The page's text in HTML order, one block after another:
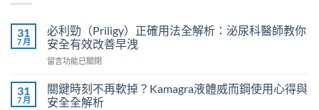
31
7 月
必利勁（Priligy）正確用法全解析：泌尿科醫師教你
安全有效改善早洩
在
利
勁
留言功能已關閉
31
7 月
關鍵時刻不再軟掉？Kamagra液體威而鋼使用心得與
安全全解析